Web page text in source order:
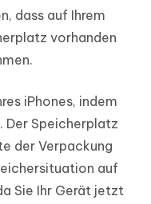
dass auf Ihrem
vorhanden
iPhones, indem
Der Speicherplatz
der Verpackung
auf
Sie Ihr Gerät jetzt